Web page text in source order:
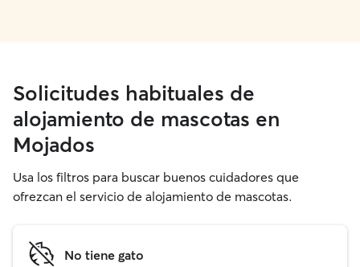
Solicitudes habituales de
alojamiento de mascotas en
Mojados
Usa los filtros para buscar buenos cuidadores que
ofrezcan el servicio de alojamiento de mascotas.
No tiene gato